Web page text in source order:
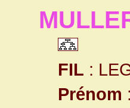
FIL :
Prénom